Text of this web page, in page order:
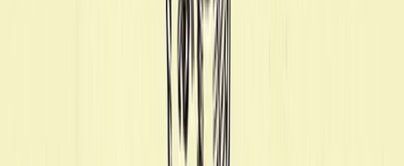
"Το Νούμερο 31328" είναι η ίδια η ταυτότητα του συγγραφέα, τότε
που παιδί δεκαοκτώ χρόνων οδηγήθηκε από τους Τούρκους στα
κάτεργα της Ανατολής. Το βιβλίο είναι ένα συγκλονιστικό χρονικό
«γραμμένο με αίμα», όπως επεσήμανε ο Βενέζης, προσθέτοντας:
«Λέω για την καυτή ύλη, για τη σάρκα που στάζει το αίμα της και